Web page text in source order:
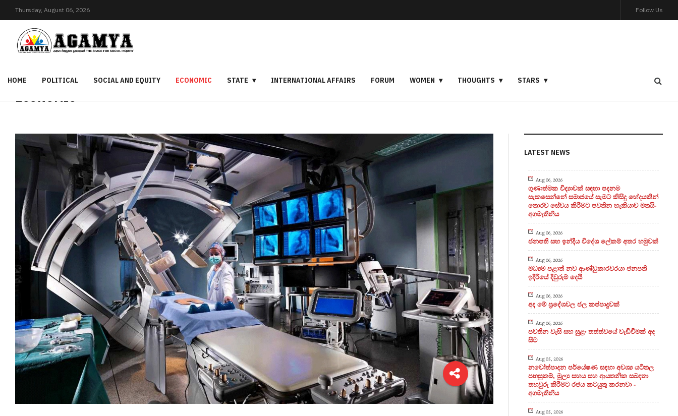
Thursday, August 06, 2026 Follow Us
HOME POLITICAL SOCIAL AND EQUITY ECONOMIC STATE INTERNATIONAL AFFAIRS FORUM WOMEN THOUGHTS STARS
ECONOMIC
LATEST NEWS
Aug 06, 2026
ගුණාත්මක විද්‍යාවක් සඳහා පදනම
සැකසෙන්නේ සමාජයේ සැමට කිසිදු භේදයකින්
තොරව සේවය කිරීමට පවතින හැකියාව මතයි-
අගමැතිනිය
Aug 06, 2026
ජනපති සහ ඉන්දීය විදේශ ලේකම් අතර හමුවක්
Aug 06, 2026
මධ්‍යම පළාත් නව ආණ්ඩුකාරවරයා ජනපති
ඉදිරියේ දිවුරුම් දෙයි
Aug 06, 2026
අද මේ ප්‍රදේශවල ජල කප්පාදුවක්
Aug 06, 2026
පවතින වැසි සහ සුළං තත්ත්වයේ වැඩිවීමක් අද
සිට
Aug 05, 2026
නවෝත්පාදන පර්යේෂණ සඳහා අවශ්‍ය යටිතල
පහසුකම්, මූල්‍ය සහය සහ ආයතනික සබඳතා
තහවුරු කිරීමට රජය කටයුතු කරනවා -
අගමැතිනිය
Aug 05, 2026